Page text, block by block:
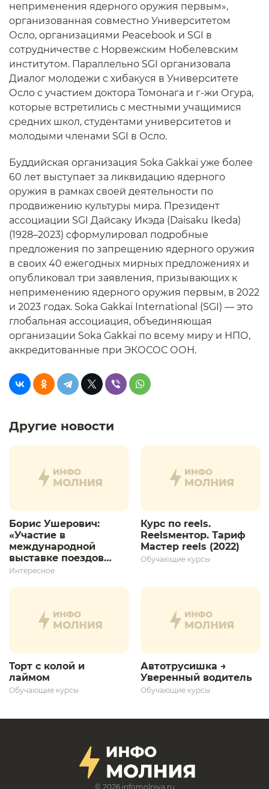
неприменения ядерного оружия первым»,
организованная совместно Университетом
Осло, организациями Peacebook и SGI в
сотрудничестве с Норвежским Нобелевским
институтом. Параллельно SGI организовала
Диалог молодежи с хибакуся в Университете
Осло с участием доктора Томонага и г-жи Огура,
которые встретились с местными учащимися
средних школ, студентами университетов и
молодыми членами SGI в Осло.
Буддийская организация Soka Gakkai уже более
60 лет выступает за ликвидацию ядерного
оружия в рамках своей деятельности по
продвижению культуры мира. Президент
ассоциации SGI Дайсаку Икэда (Daisaku Ikeda)
(1928–2023) сформулировал подробные
предложения по запрещению ядерного оружия
в своих 40 ежегодных мирных предложениях и
опубликовал три заявления, призывающих к
неприменению ядерного оружия первым, в 2022
и 2023 годах. Soka Gakkai International (SGI) — это
глобальная ассоциация, объединяющая
организации Soka Gakkai по всему миру и НПО,
аккредитованные при ЭКОСОС ООН.
Другие новости
Борис Ушерович:
«Участие в
международной
выставке поездов
дает толчок для
развития»
Интересное
Курс по reels.
Reelsментор. Тариф
Мастер reels (2022)
Обучающие курсы
Торт с колой и
лаймом
Обучающие курсы
Автотрусишка →
Уверенный водитель​
Обучающие курсы
© 2026 infomolniya.ru